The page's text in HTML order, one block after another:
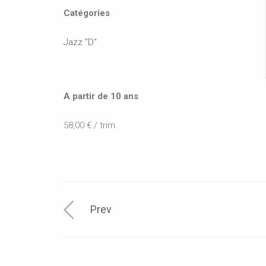
Catégories
Jazz "D"
A partir de 10 ans
58,00 € / trim.
Prev